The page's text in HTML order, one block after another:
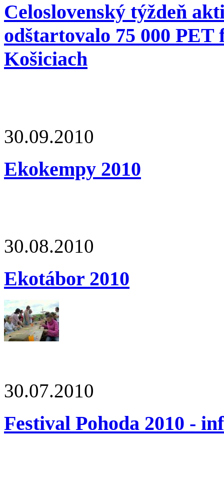
Celoslovenský týždeň
odštartovalo 75 000
Košiciach
30.09.2010
Ekokempy 2010
30.08.2010
Ekotábor 2010
30.07.2010
Festival Pohoda 2010 -